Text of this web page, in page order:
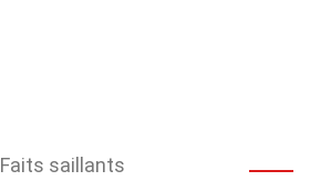
Faits saillants